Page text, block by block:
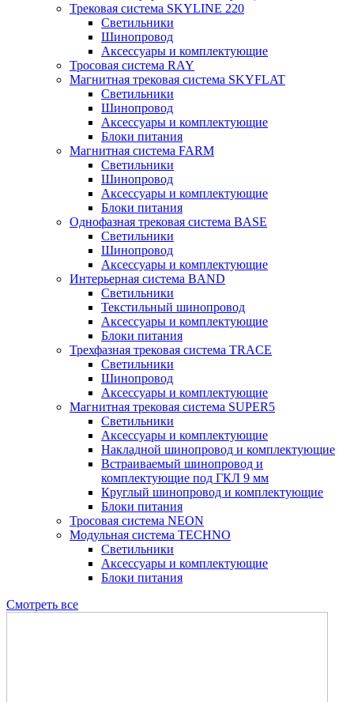
Трековая система SKYLINE 220
Светильники
Шинопровод
Аксессуары и комплектующие
Тросовая система RAY
Магнитная трековая система SKYFLAT
Светильники
Шинопровод
Аксессуары и комплектующие
Блоки питания
Магнитная система FARM
Светильники
Шинопровод
Аксессуары и комплектующие
Блоки питания
Однофазная трековая система BASE
Светильники
Шинопровод
Аксессуары и комплектующие
Интерьерная система BAND
Светильники
Текстильный шинопровод
Аксессуары и комплектующие
Блоки питания
Трехфазная трековая система TRACE
Светильники
Шинопровод
Аксессуары и комплектующие
Магнитная трековая система SUPER5
Светильники
Аксессуары и комплектующие
Накладной шинопровод и комплектующие
Встраиваемый шинопровод и
комплектующие под ГКЛ 9 мм
Круглый шинопровод и комплектующие
Блоки питания
Тросовая система NEON
Модульная система TECHNO
Светильники
Аксессуары и комплектующие
Блоки питания
Смотреть все